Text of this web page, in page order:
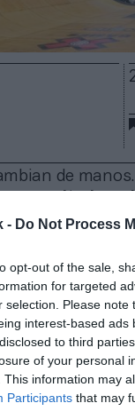
- Do Not Process
opt-out of the sale,
for targeted
selection. Please
interest-based
to third
of your personal
This information may
Participants that may
de manos.
ha sido
y la
en un
el grupo
1995,pasa a un
.
Unidos
estrenará al